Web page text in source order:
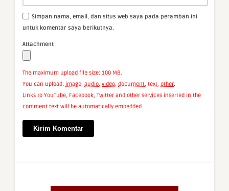
Simpan nama, email, dan situs web saya pada peramban ini
untuk komentar saya berikutnya.
Attachment
The maximum upload file size: 100 MB.
You can upload: image, audio, video, document, text, other.
Links to YouTube, Facebook, Twitter and other services inserted in the
comment text will be automatically embedded.